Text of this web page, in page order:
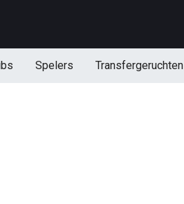
Spelers Transfergeruchten